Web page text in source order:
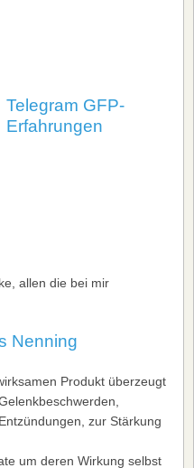
Telegram GFP-
Erfahrungen
allen die bei mir
Nenning
Produkt überzeugt
zur Stärkung
um deren Wirkung selbst